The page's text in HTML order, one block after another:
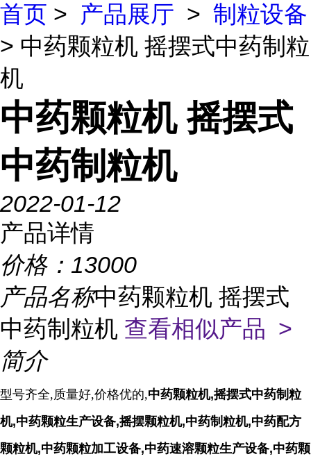
首页 > 产品展厅 > 制粒设备
> 中药颗粒机 摇摆式中药制粒
机
中药颗粒机 摇摆式
中药制粒机
2022-01-12
产品详情
价格： 13000
产品名称中药颗粒机 摇摆式
中药制粒机 查看相似产品 >
简介
型号齐全,质量好,价格优的,中药颗粒机,摇摆式中药制粒
机,中药颗粒生产设备,摇摆颗粒机,中药制粒机,中药配方
颗粒机,中药颗粒加工设备,中药速溶颗粒生产设备,中药颗